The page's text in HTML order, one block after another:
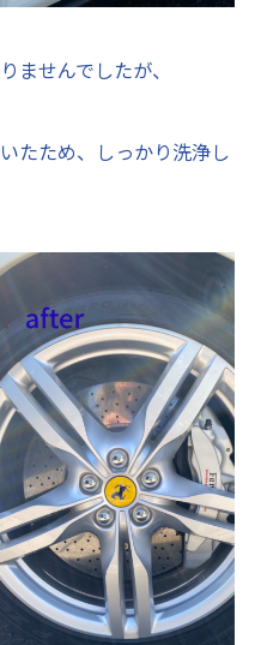
ませんでしたが、
たため、しっかり洗浄し